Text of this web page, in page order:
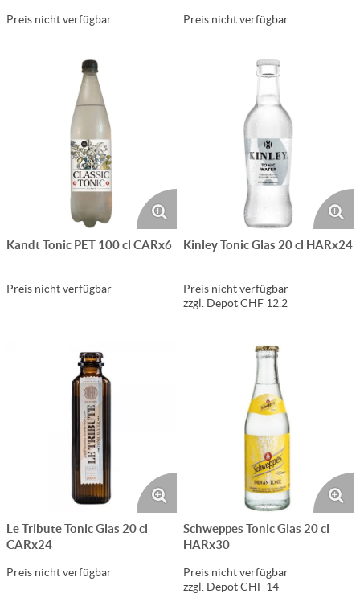
Preis nicht verfügbar Preis nicht verfügbar
Kandt Tonic PET 100 cl CARx6
Preis nicht verfügbar
Kinley Tonic Glas 20 cl HARx24
Preis nicht verfügbar
zzgl. Depot CHF 12.2
Le Tribute Tonic Glas 20 cl
CARx24
Preis nicht verfügbar
Schweppes Tonic Glas 20 cl
HARx30
Preis nicht verfügbar
zzgl. Depot CHF 14